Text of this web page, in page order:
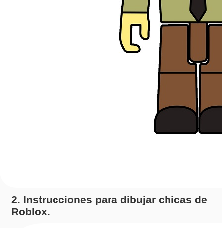
2. Instrucciones para dibujar chicas de
Roblox.